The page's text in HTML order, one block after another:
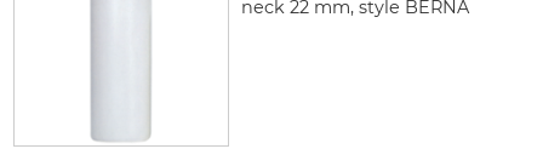
neck 22 mm, style BERNA